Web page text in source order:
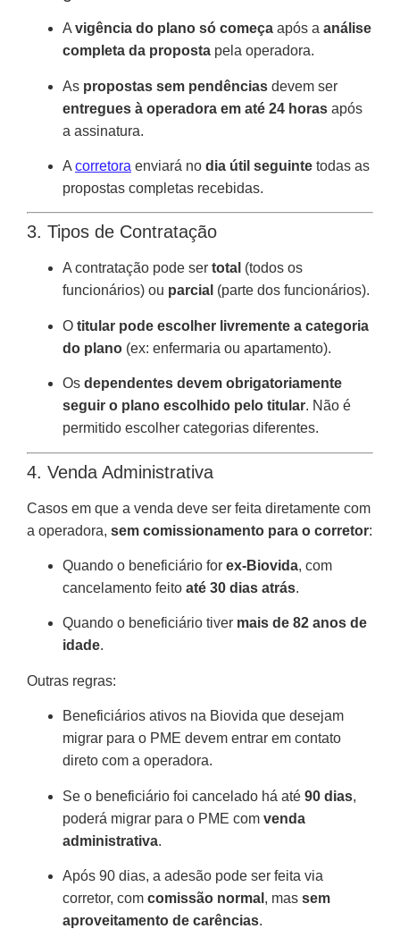
A vigência do plano só começa após a análise
completa da proposta pela operadora.
As propostas sem pendências devem ser
entregues à operadora em até 24 horas após
a assinatura.
A corretora enviará no dia útil seguinte todas as
propostas completas recebidas.
3. Tipos de Contratação
A contratação pode ser total (todos os
funcionários) ou parcial (parte dos funcionários).
O titular pode escolher livremente a categoria
do plano (ex: enfermaria ou apartamento).
Os dependentes devem obrigatoriamente
seguir o plano escolhido pelo titular. Não é
permitido escolher categorias diferentes.
4. Venda Administrativa
Casos em que a venda deve ser feita diretamente com
a operadora, sem comissionamento para o corretor:
Quando o beneficiário for ex-Biovida, com
cancelamento feito até 30 dias atrás.
Quando o beneficiário tiver mais de 82 anos de
idade.
Outras regras:
Beneficiários ativos na Biovida que desejam
migrar para o PME devem entrar em contato
direto com a operadora.
Se o beneficiário foi cancelado há até 90 dias,
poderá migrar para o PME com venda
administrativa.
Após 90 dias, a adesão pode ser feita via
corretor, com comissão normal , mas sem
aproveitamento de carências.